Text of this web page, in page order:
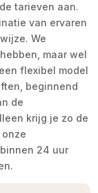
tarieven aan.
van ervaren
We
maar wel
flexibel model
beginnend
de
krijg je zo de
24 uur